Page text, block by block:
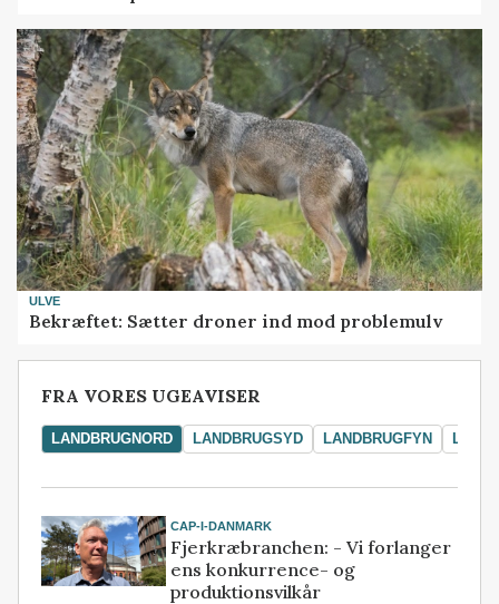
ULVE
Bekræftet: Sætter droner ind mod problemulv
FRA VORES UGEAVISER
LANDBRUGNORD LANDBRUGSYD LANDBRUGFYN
CAP-I-DANMARK
Fjerkræbranchen: - Vi forlanger
ens konkurrence- og
produktionsvilkår